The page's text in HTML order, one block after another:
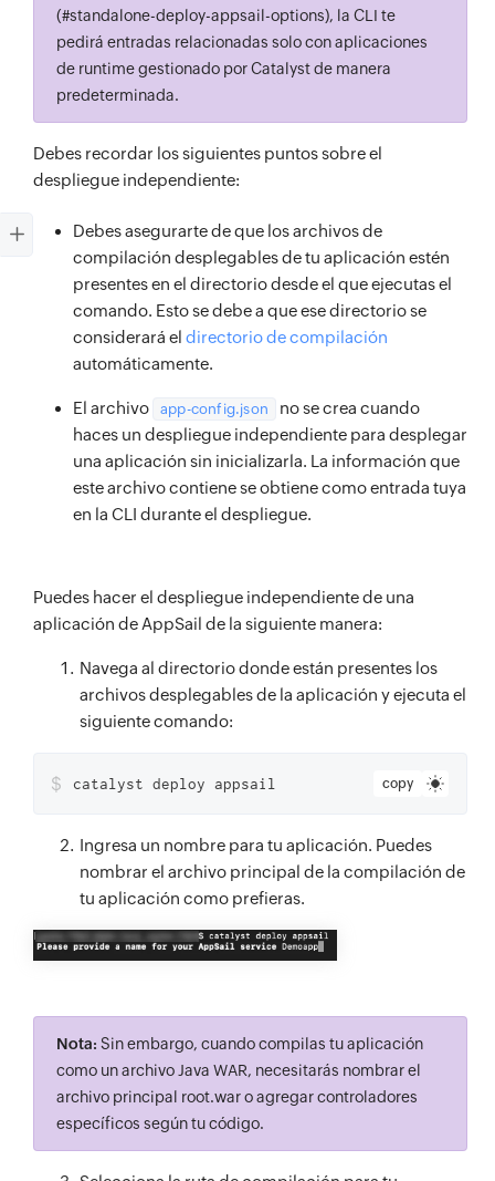
(#standalone-deploy-appsail-options), la CLI te
pedirá entradas relacionadas solo con aplicaciones
de runtime gestionado por Catalyst de manera
predeterminada.
Debes recordar los siguientes puntos sobre el
despliegue independiente:
Debes asegurarte de que los archivos de
compilación desplegables de tu aplicación estén
presentes en el directorio desde el que ejecutas el
comando. Esto se debe a que ese directorio se
considerará el directorio de compilación
automáticamente.
El archivo app-config.json
no se crea cuando
haces un despliegue independiente para desplegar
una aplicación sin inicializarla. La información que
este archivo contiene se obtiene como entrada tuya
en la CLI durante el despliegue.
Puedes hacer el despliegue independiente de una
aplicación de AppSail de la siguiente manera:
Navega al directorio donde están presentes los
archivos desplegables de la aplicación y ejecuta el
siguiente comando:
copy
$ catalyst deploy appsail
Ingresa un nombre para tu aplicación. Puedes
nombrar el archivo principal de la compilación de
tu aplicación como prefieras.
Nota: Sin embargo, cuando compilas tu aplicación
como un archivo Java WAR, necesitarás nombrar el
archivo principal root.war o agregar controladores
específicos según tu código.